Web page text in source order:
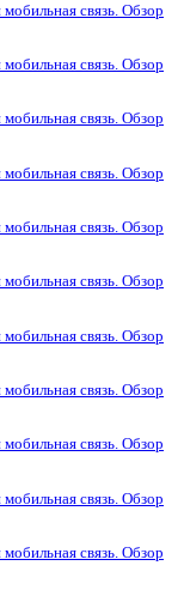
связь. Обзор
связь. Обзор
связь. Обзор
связь. Обзор
связь. Обзор
связь. Обзор
связь. Обзор
связь. Обзор
связь. Обзор
связь. Обзор
связь. Обзор